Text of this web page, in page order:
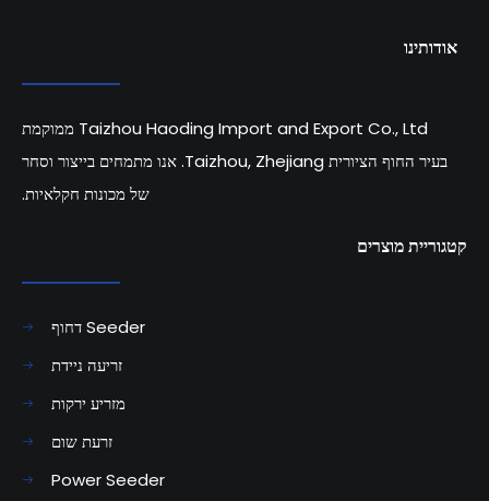
אודותינו
Taizhou Haoding Import and Export Co., Ltd ממוקמת
בעיר החוף הציורית Taizhou, Zhejiang. אנו מתמחים בייצור וסחר
של מכונות חקלאיות.
קטגוריית מוצרים
דחוף Seeder
זריעה ניידת
מזריע ירקות
זרעת שום
Power Seeder